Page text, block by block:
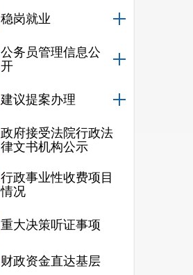
稳岗就业
公务员管理信息公
开
建议提案办理
政府接受法院行政法
律文书机构公示
行政事业性收费项目
情况
重大决策听证事项
财政资金直达基层